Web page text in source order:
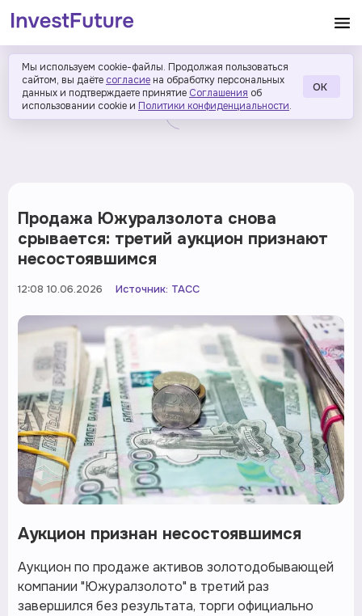
Мы используем cookie-файлы. Продолжая пользоваться
сайтом, вы даёте согласие на обработку персональных
данных и подтверждаете принятие Соглашения об
использовании cookie и Политики конфиденциальности.
ОК
Продажа Южуралзолота снова
срывается: третий аукцион признают
несостоявшимся
12:08 10.06.2026 Источник: ТАСС
Аукцион признан несостоявшимся
Аукцион по продаже активов золотодобывающей
компании "Южуралзолото" в третий раз
завершился без результата, торги официально